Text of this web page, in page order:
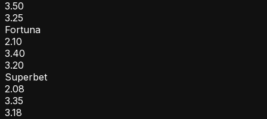
3.50
3.25
Fortuna
2.10
3.40
3.20
Superbet
2.08
3.35
3.18